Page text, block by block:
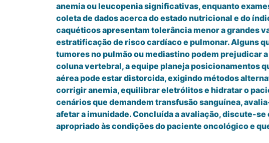
anemia ou leucopenia significativas, enquanto
coleta de dados acerca do estado nutricional e do
caquéticos apresentam tolerância menor a grandes
estratificação de risco cardíaco e pulmonar. Alguns
tumores no pulmão ou mediastino podem prejudicar
coluna vertebral, a equipe planeja posicionamentos
aérea pode estar distorcida, exigindo métodos
corrigir anemia, equilibrar eletrólitos e hidratar o
cenários que demandem transfusão sanguínea,
afetar a imunidade. Concluída a avaliação, discute-
apropriado às condições do paciente oncológico e